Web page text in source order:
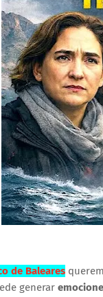
de Baleares
generar